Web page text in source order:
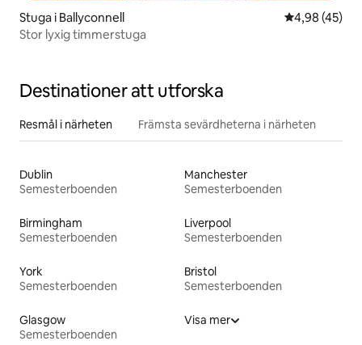
Stuga i Ballyconnell 4,98 av 5 i
4,98 (45)
Stor lyxig timmerstuga
Destinationer att utforska
Resmål i närheten Främsta sevärdheterna i närheten
Dublin
Semesterboenden
Manchester
Semesterboenden
Birmingham
Semesterboenden
Liverpool
Semesterboenden
York
Semesterboenden
Bristol
Semesterboenden
Glasgow
Semesterboenden
Visa mer